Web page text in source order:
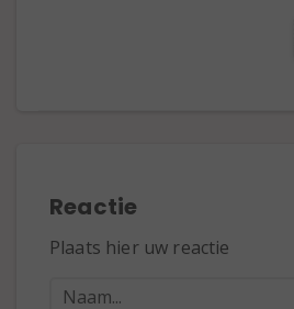
Reactie
Plaats hier uw reactie